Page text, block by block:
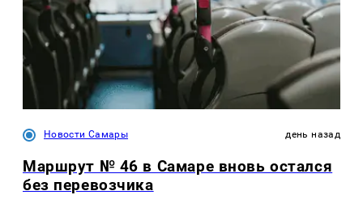
Новости Самары день назад
Маршрут № 46 в Самаре вновь остался
без перевозчика